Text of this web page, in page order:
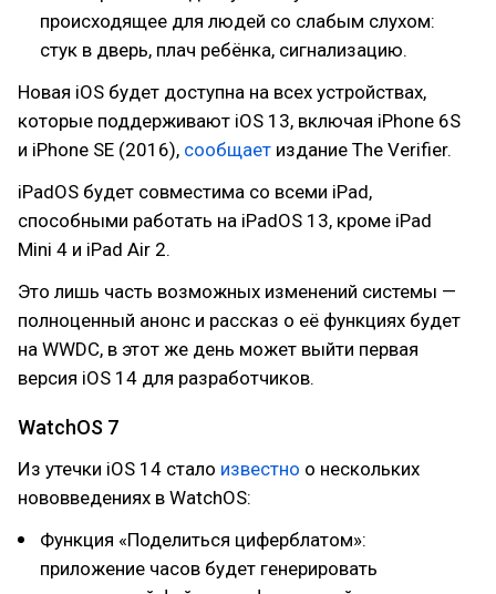
происходящее для людей со слабым слухом:
стук в дверь, плач ребёнка, сигнализацию.
Новая iOS будет доступна на всех устройствах,
которые поддерживают iOS 13, включая iPhone 6S
и iPhone SE (2016), сообщает издание The Verifier.
iPadOS будет совместима со всеми iPad,
способными работать на iPadOS 13, кроме iPad
Mini 4 и iPad Air 2.
Это лишь часть возможных изменений системы —
полноценный анонс и рассказ о её функциях будет
на WWDC, в этот же день может выйти первая
версия iOS 14 для разработчиков.
WatchOS 7
Из утечки iOS 14 стало известно о нескольких
нововведениях в WatchOS:
Функция «Поделиться циферблатом»:
приложение часов будет генерировать